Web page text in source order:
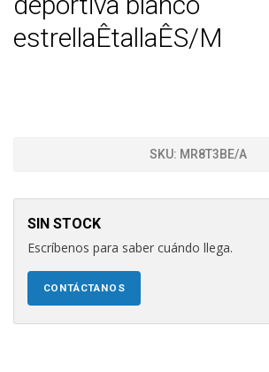
estrellaÊtallaÊS/M
SKU: MR8T3BE/A
SIN STOCK
Escríbenos para saber cuándo llega.
CONTÁCTANOS